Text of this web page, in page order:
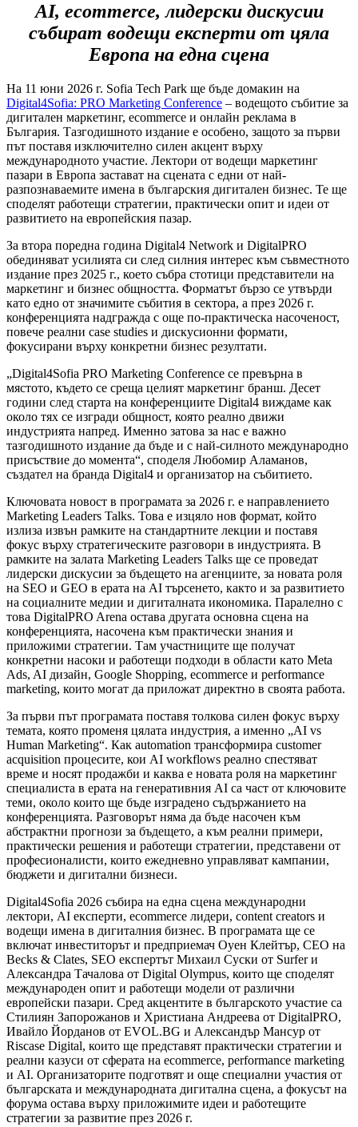
AI, ecommerce, лидерски дискусии
събират водещи експерти от цяла
Европа на една сцена
На 11 юни 2026 г. Sofia Tech Park ще бъде домакин на
Digital4Sofia: PRO Marketing Conference – водещото събитие за
дигитален маркетинг, ecommerce и онлайн реклама в
България. Тазгодишното издание е особено, защото за първи
път поставя изключително силен акцент върху
международното участие. Лектори от водещи маркетинг
пазари в Европа застават на сцената с едни от най-
разпознаваемите имена в българския дигитален бизнес. Те ще
споделят работещи стратегии, практически опит и идеи от
развитието на европейския пазар.
За втора поредна година Digital4 Network и DigitalPRO
обединяват усилията си след силния интерес към съвместното
издание през 2025 г., което събра стотици представители на
маркетинг и бизнес общността. Форматът бързо се утвърди
като едно от значимите събития в сектора, а през 2026 г.
конференцията надгражда с още по-практическа насоченост,
повече реални case studies и дискусионни формати,
фокусирани върху конкретни бизнес резултати.
„Digital4Sofia PRO Marketing Conference се превърна в
мястото, където се среща целият маркетинг бранш. Десет
години след старта на конференциите Digital4 виждаме как
около тях се изгради общност, която реално движи
индустрията напред. Именно затова за нас е важно
тазгодишното издание да бъде и с най-силното международно
присъствие до момента“, споделя Любомир Аламанов,
създател на бранда Digital4 и организатор на събитието.
Ключовата новост в програмата за 2026 г. е направлението
Marketing Leaders Talks. Това е изцяло нов формат, който
излиза извън рамките на стандартните лекции и поставя
фокус върху стратегическите разговори в индустрията. В
рамките на залата Marketing Leaders Talks ще се проведат
лидерски дискусии за бъдещето на агенциите, за новата роля
на SEO и GEO в ерата на AI търсенето, както и за развитието
на социалните медии и дигиталната икономика. Паралелно с
това DigitalPRO Arena остава другата основна сцена на
конференцията, насочена към практически знания и
приложими стратегии. Там участниците ще получат
конкретни насоки и работещи подходи в области като Meta
Ads, AI дизайн, Google Shopping, ecommerce и performance
marketing, които могат да приложат директно в своята работа.
За първи път програмата поставя толкова силен фокус върху
темата, която променя цялата индустрия, а именно „AI vs
Human Marketing“. Как automation трансформира customer
acquisition процесите, кои AI workflows реално спестяват
време и носят продажби и каква е новата роля на маркетинг
специалиста в ерата на генеративния AI са част от ключовите
теми, около които ще бъде изградено съдържанието на
конференцията. Разговорът няма да бъде насочен към
абстрактни прогнози за бъдещето, а към реални примери,
практически решения и работещи стратегии, представени от
професионалисти, които ежедневно управляват кампании,
бюджети и дигитални бизнеси.
Digital4Sofia 2026 събира на една сцена международни
лектори, AI експерти, ecommerce лидери, content creators и
водещи имена в дигиталния бизнес. В програмата ще се
включат инвеститорът и предприемач Оуен Клейтър, CEO на
Becks & Clates, SEO експертът Михаил Суски от Surfer и
Александра Тачалова от Digital Olympus, които ще споделят
международен опит и работещи модели от различни
европейски пазари. Сред акцентите в българското участие са
Стилиян Запорожанов и Христиана Андреева от DigitalPRO,
Ивайло Йорданов от EVOL.BG и Александър Мансур от
Riscase Digital, които ще представят практически стратегии и
реални казуси от сферата на ecommerce, performance marketing
и AI. Организаторите подготвят и още специални участия от
българската и международната дигитална сцена, а фокусът на
форума остава върху приложимите идеи и работещите
стратегии за развитие през 2026 г.